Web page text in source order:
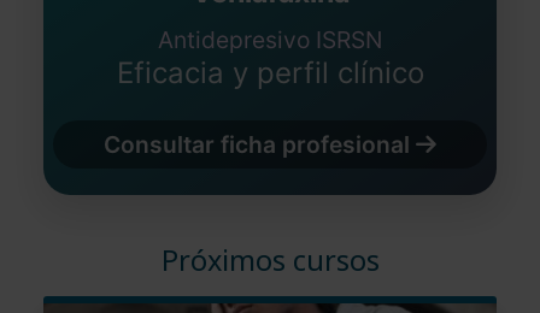
Antidepresivo ISRSN
Eficacia y perfil clínico
Consultar ficha profesional
Próximos cursos